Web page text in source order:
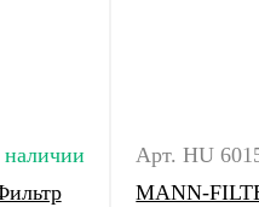
Арт. HU
MANN-